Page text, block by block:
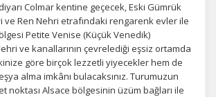
HER ZAMAN AKTIF
güvenlik ve temel site işlevleri için
olmadan site düzgün çalışmaz ve
Colmar kentine geçecek, Eski Gümrük
ve Ren Nehri etrafındaki rengarenk evler ile
Petite Venise (Küçük Venedik)
ve kanallarının çevrelediği eşsiz ortamda
göre birçok lezzetli yiyecekler hem de
alma imkânı bulacaksınız. Turumuzun
noktası Alsace bölgesinin üzüm bağları ile